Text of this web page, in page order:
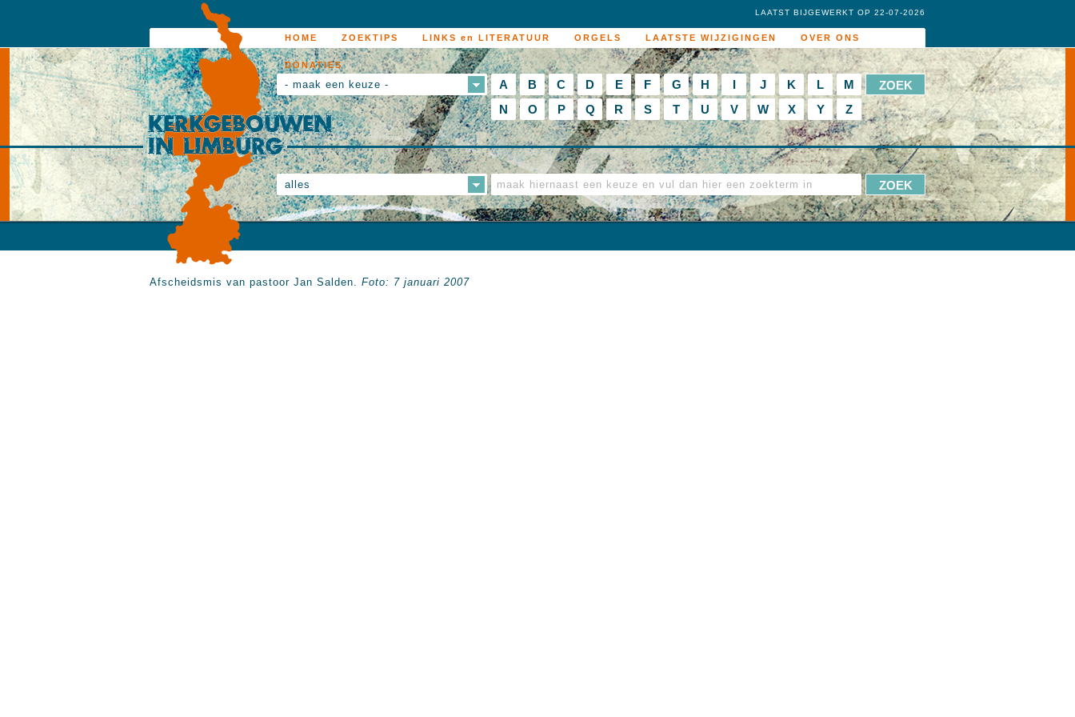
HOME ZOEKTIPS LINKS en LITERATUUR ORGELS LAATSTE WIJZIGINGEN OVER ONS
DONATIES
LAATST BIJGEWERKT OP 22-07-2026
- maak een keuze - A B C D E F G H I J K L
M
N
O P Q R S T U V W X Y Z
alles
Afscheidsmis van pastoor Jan Salden. Foto: 7 januari 2007